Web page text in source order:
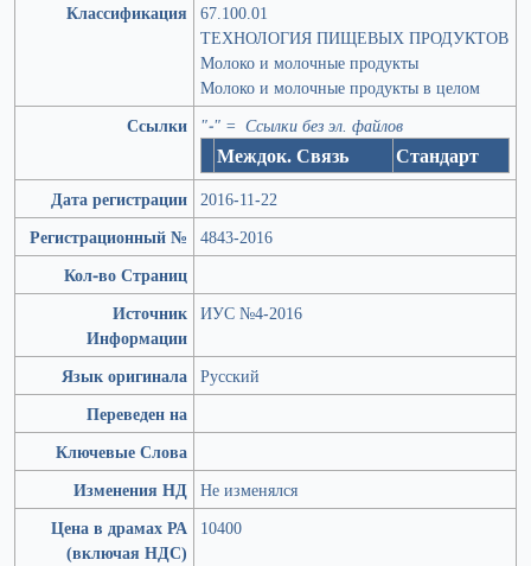
Классификация
67.100.01
ТЕХНОЛОГИЯ ПИЩЕВЫХ ПРОДУКТОВ
Молоко и молочные продукты
Молоко и молочные продукты в целом
Ссылки
"-" = Ссылки без эл. файлов
Междок. Связь Стандарт
Дата регистрации 2016-11-22
Регистрационный №
4843-2016
Кол-во Страниц
Источник
Информации
ИУС №4-2016
Язык оригинала Русский
Переведен на
Ключевые Слова
Изменения НД Не изменялся
Цена в драмах РА
(включая НДС)
10400